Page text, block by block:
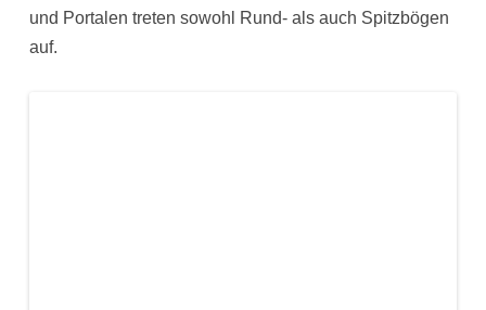
und Portalen treten sowohl Rund- als auch Spitzbögen
auf.